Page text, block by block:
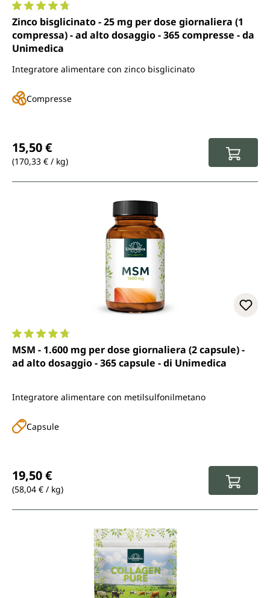
Valutazione media di 4.8 su 5 stelle
Zinco bisglicinato - 25 mg per dose giornaliera (1
compressa) - ad alto dosaggio - 365 compresse - da
Unimedica
Integratore alimentare con zinco bisglicinato
Compresse
15,50 €
(170,33 € / kg)
Valutazione media di 4.8 su 5 stelle
MSM - 1.600 mg per dose giornaliera (2 capsule) -
ad alto dosaggio - 365 capsule - di Unimedica
Integratore alimentare con metilsulfonilmetano
Capsule
19,50 €
(58,04 € / kg)